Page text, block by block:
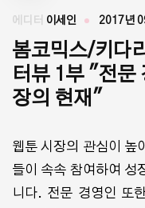
에디터 이세인 2017년
봄코믹스/키다
터뷰 1부 "전문
장의 현재"
웹툰 시장의 관심이 높
들이 속속 참여하여 성
니다. 전문 경영인 또